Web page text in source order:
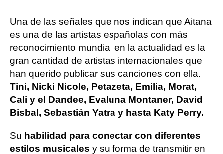
Una de las señales que nos indican que Aitana
es una de las artistas españolas con más
reconocimiento mundial en la actualidad es la
gran cantidad de artistas internacionales que
han querido publicar sus canciones con ella.
Tini, Nicki Nicole, Petazeta, Emilia, Morat,
Cali y el Dandee, Evaluna Montaner, David
Bisbal, Sebastián Yatra y hasta Katy Perry.
Su habilidad para conectar con diferentes
estilos musicales y su forma de transmitir en